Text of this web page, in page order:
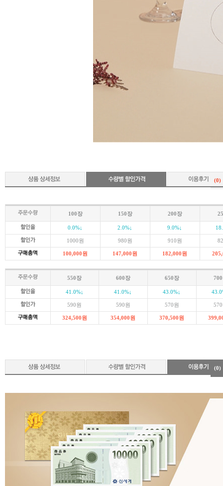
(0)
100장 150장 200장
0.0%↓ 2.0%↓ 9.0%↓
1000원 980원 910원
100,000원 147,000원 182,000원
550장 600장 650장
41.0%↓ 41.0%↓ 43.0%↓ 43.0
590원 590원 570원 570
324,500원 354,000원 370,500원
(0)